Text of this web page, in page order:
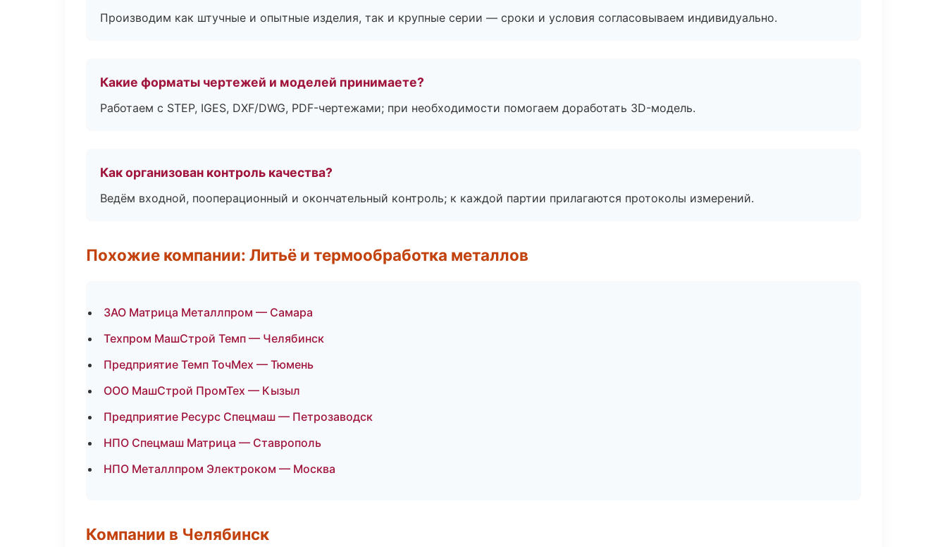
Производим как штучные и опытные изделия, так и крупные серии — сроки и условия согласовываем индивидуально.
Какие форматы чертежей и моделей принимаете?
Работаем с STEP, IGES, DXF/DWG, PDF-чертежами; при необходимости помогаем доработать 3D-модель.
Как организован контроль качества?
Ведём входной, пооперационный и окончательный контроль; к каждой партии прилагаются протоколы измерений.
Похожие компании: Литьё и термообработка металлов
ЗАО Матрица Металлпром — Самара
Техпром МашСтрой Темп — Челябинск
Предприятие Темп ТочМех — Тюмень
ООО МашСтрой ПромТех — Кызыл
Предприятие Ресурс Спецмаш — Петрозаводск
НПО Спецмаш Матрица — Ставрополь
НПО Металлпром Электроком — Москва
Компании в Челябинск